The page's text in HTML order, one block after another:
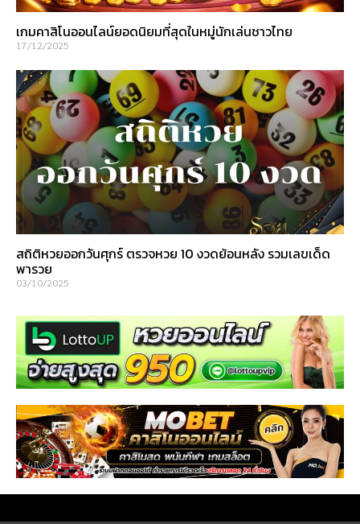
เกมคาสิโนออนไลน์ยอดนิยมที่สุดในหมู่นักเล่นชาวไทย
17/12/2025
สถิติหวยออกวันศุกร์ ตรวจหวย 10 งวดย้อนหลัง รวมเลขเด็ด
พารวย
03/10/2025